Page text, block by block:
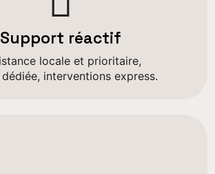
Support réactif
locale et prioritaire,
interventions express.